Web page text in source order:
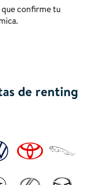
confirme tu
de renting